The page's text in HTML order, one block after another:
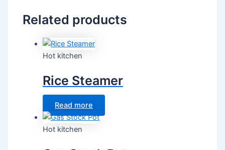
Related products
Hot kitchen
Rice Steamer
Read more
Hot kitchen